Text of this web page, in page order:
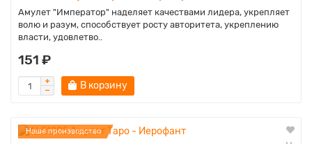
Амулет "Император" наделяет качествами лидера, укрепляет
волю и разум, способствует росту авторитета, укреплению
власти, удовлетво..
151 ₽
В корзину
Наше производство